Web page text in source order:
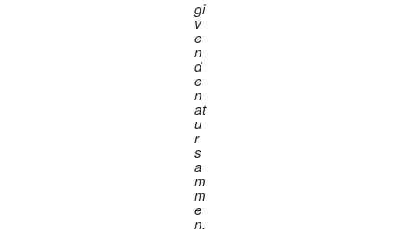
gi
v
e
n
d
e
n
at
u
r
s
a
m
m
e
n.